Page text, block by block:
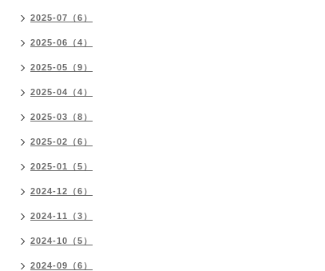
2025-07（6）
2025-06（4）
2025-05（9）
2025-04（4）
2025-03（8）
2025-02（6）
2025-01（5）
2024-12（6）
2024-11（3）
2024-10（5）
2024-09（6）